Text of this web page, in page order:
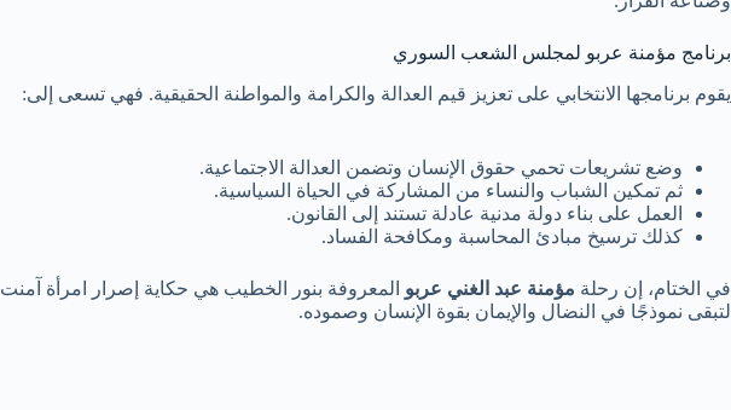
برنامج مؤمنة عربو لمجلس الشعب السوري
يقوم برنامجها الانتخابي على تعزيز قيم العدالة والكرامة والمواطنة الحقيقية. فهي تسعى إلى:
وضع تشريعات تحمي حقوق الإنسان وتضمن العدالة الاجتماعية.
ثم تمكين الشباب والنساء من المشاركة في الحياة السياسية.
العمل على بناء دولة مدنية عادلة تستند إلى القانون.
كذلك ترسيخ مبادئ المحاسبة ومكافحة الفساد.
في الختام، إن رحلة مؤمنة عبد الغني عربو المعروفة بنور الخطيب هي حكاية إصرار امرأة
لتبقى نموذجًا في النضال والإيمان بقوة الإنسان وصموده.